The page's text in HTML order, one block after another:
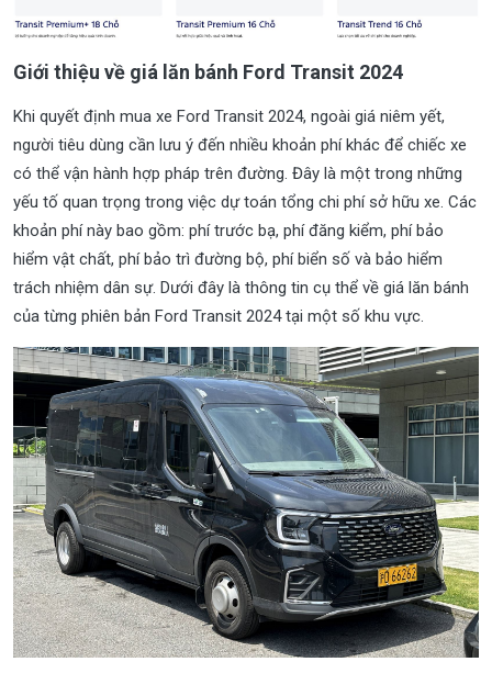
Giới thiệu về giá lăn bánh Ford Transit 2024
Khi quyết định mua xe Ford Transit 2024, ngoài giá niêm yết,
người tiêu dùng cần lưu ý đến nhiều khoản phí khác để chiếc xe
có thể vận hành hợp pháp trên đường. Đây là một trong những
yếu tố quan trọng trong việc dự toán tổng chi phí sở hữu xe. Các
khoản phí này bao gồm: phí trước bạ, phí đăng kiểm, phí bảo
hiểm vật chất, phí bảo trì đường bộ, phí biển số và bảo hiểm
trách nhiệm dân sự. Dưới đây là thông tin cụ thể về giá lăn bánh
của từng phiên bản Ford Transit 2024 tại một số khu vực.